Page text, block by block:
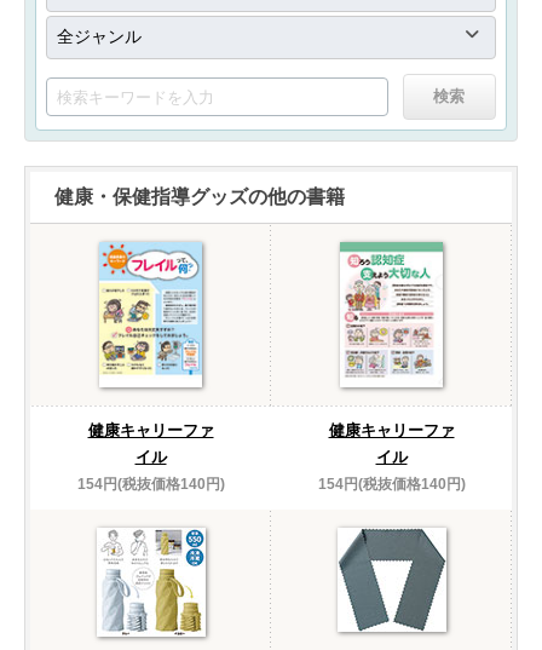
健康・保健指導グッズの他の書籍
健康キャリーファ
イル
154円(税抜価格140円)
健康キャリーファ
イル
154円(税抜価格140円)